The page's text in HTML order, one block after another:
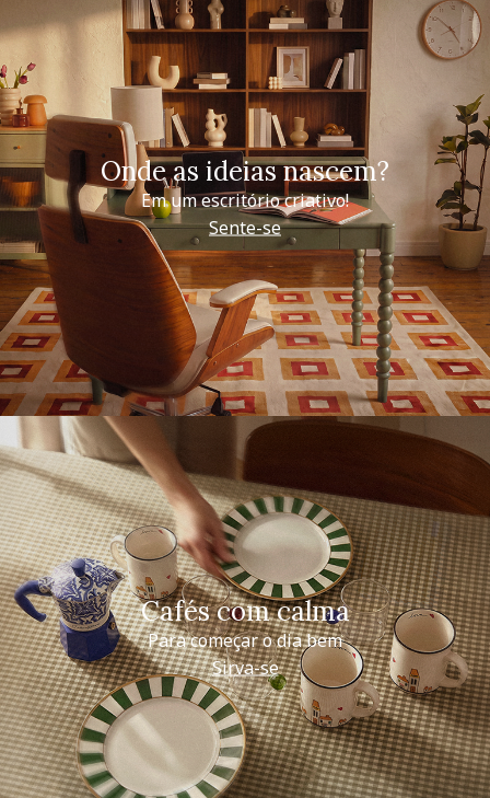
Onde as ideias nascem?
Em um escritório criativo!
Sente-se
Cafés com calma
Para começar o dia bem
Sirva-se